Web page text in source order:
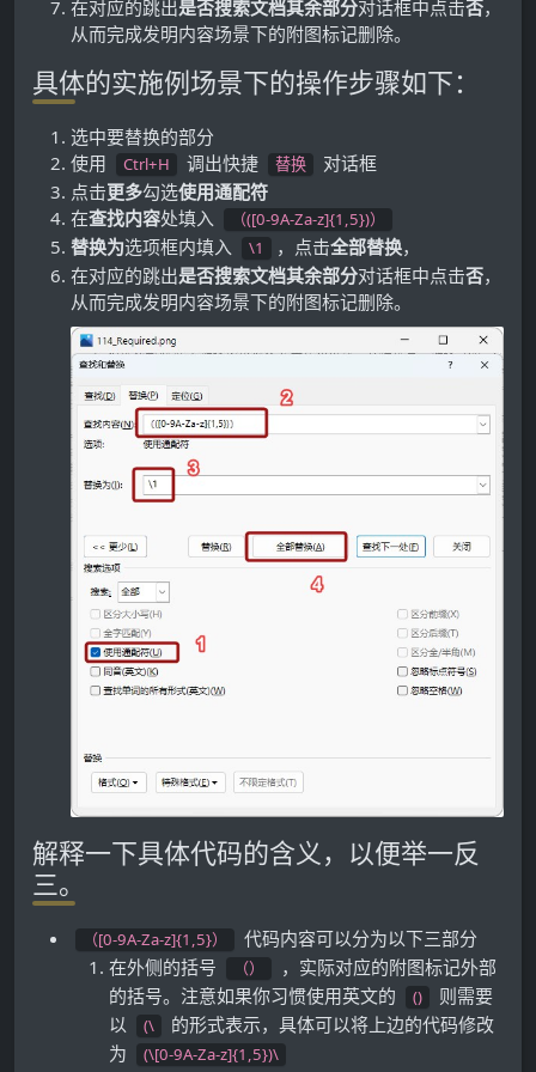
在对应的跳出是否搜索文档其余部分对话框中点击否，
从而完成发明内容场景下的附图标记删除。
具体的实施例场景下的操作步骤如下：
选中要替换的部分
使用
Ctrl+H 调出快捷 替换
对话框
点击更多勾选使用通配符
在查找内容处填入 （([0-9A-Za-z]{1,5})）
替换为选项框内填入 \1 ，点击全部替换，
在对应的跳出是否搜索文档其余部分对话框中点击否，
从而完成发明内容场景下的附图标记删除。
解释一下具体代码的含义，以便举一反
三。
（[0-9A-Za-z]{1,5}）
代码内容可以分为以下三部分
在外侧的括号
（）
，实际对应的附图标记外部
的括号。注意如果你习惯使用英文的
()
则需要
以
(\
的形式表示，具体可以将上边的代码修改
为
(\[0-9A-Za-z]{1,5})\